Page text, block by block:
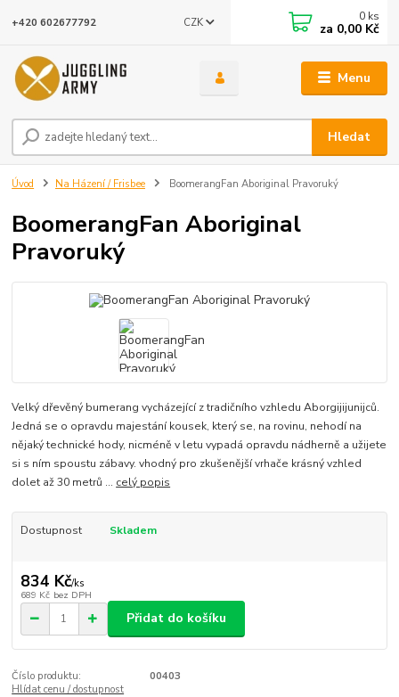
Menu
CZK
Hledat
+420 602677792 0 ks
za 0,00 Kč
Úvod Na Házení / Frisbee BoomerangFan Aboriginal Pravoruký
BoomerangFan Aboriginal
Pravoruký
Velký dřevěný bumerang vycházející z tradičního vzhledu Aborgijijunijců.
Jedná se o opravdu majestání kousek, který se, na rovinu, nehodí na
nějaký technické hody, nicméně v letu vypadá opravdu nádherně a užijete
si s ním spoustu zábavy. vhodný pro zkušenější vrhače krásný vzhled
dolet až 30 metrů ... celý popis
Dostupnost Skladem
834 Kč/ks
689 Kč bez DPH
Přidat do košíku
Číslo produktu:
00403
Hlídat cenu / dostupnost